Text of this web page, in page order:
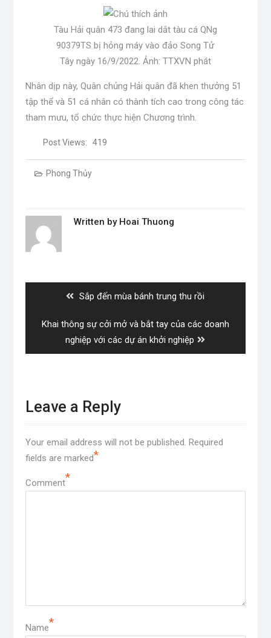
Tàu Hải quân 473 đang lai dắt tàu cá QNg
90379TS bị hỏng máy vào đảo Song Tử
Tây ngày 16/9/2022. Ảnh: TTXVN phát
Nhân dịp này, Quân chủng Hải quân đã khen thưởng 51
tập thể và 51 cá nhân có thành tích cao trong công tác
tham mưu, tổ chức thực hiện Chương trình.
Post Views: 419
Phong Thủy
Written by Hoai Thuong
Previous
Sắp đến mùa bánh trung thu rồi
Next
Khai thông sự cởi mở và bắt tay của các doanh
nghiệp với các dự án khởi nghiệp
Leave a Reply
Your email address will not be published. Required
fields are marked*
Comment*
Name*